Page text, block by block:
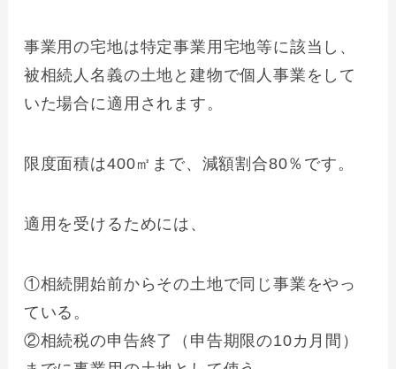
事業用の宅地は特定事業用宅地等に該当し、
被相続人名義の土地と建物で個人事業をして
いた場合に適用されます。
限度面積は400㎡まで、減額割合80％です。
適用を受けるためには、
①相続開始前からその土地で同じ事業をやっ
ている。
②相続税の申告終了（申告期限の10カ月間）